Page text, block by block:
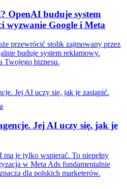
OpenAI buduje system
wyzwanie Google i Meta
przewrócić stolik zajmowany przez
buduje system reklamowy.
Twojego biznesu.
Jej AI uczy się, jak je
ma je tylko wspierać. To niepełny
w Meta Ads fundamentalnie
dla polskich marketerów.